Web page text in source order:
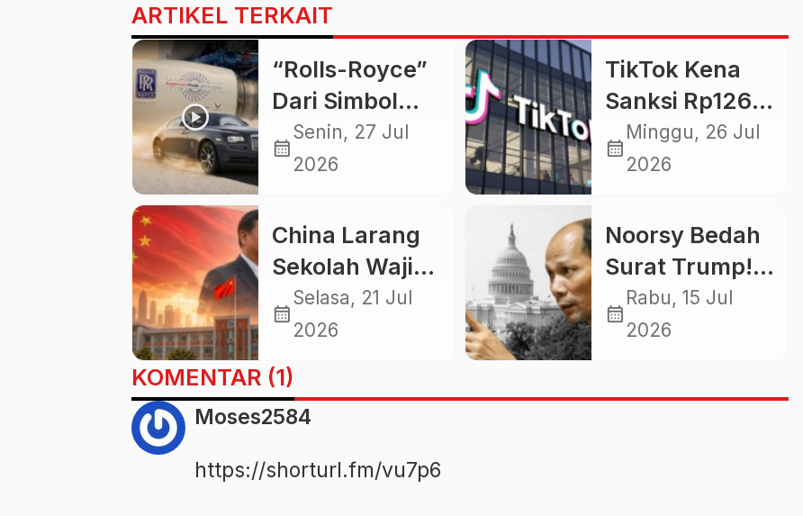
ARTIKEL TERKAIT
“Rolls-Royce”
Dari Simbol
Kemewahan ke
Raja Mesin
calendar_month
Senin, 27 Jul
2026
TikTok Kena
Sanksi Rp126,5
Miliar, Otoritas
Korea Bongkar
Data Pribadi
calendar_month
Minggu, 26 Jul
2026
China Larang
Sekolah Wajib
Berorientasi
Laba,
Pendidikan
Bukan Ladang
Bisnis
calendar_month
Selasa, 21 Jul
2026
Noorsy Bedah
Surat Trump!
Iran Hanya
Panggung,
Target Utama
calendar_month
Rabu, 15 Jul
2026
KOMENTAR (1)
Moses2584
https://shorturl.fm/vu7p6